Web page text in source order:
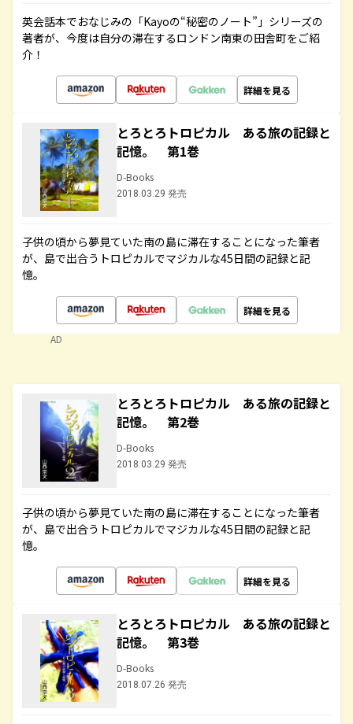
英会話本でおなじみの「Kayoの“秘密のノート”」シリーズの
著者が、今度は自分の滞在するロンドン南東の田舎町をご紹
介！
詳細を見る
とろとろトロピカル ある旅の記録と
記憶。 第1巻
D-Books
2018.03.29 発売
子供の頃から夢見ていた南の島に滞在することになった筆者
が、島で出合うトロピカルでマジカルな45日間の記録と記
憶。
詳細を見る
AD
とろとろトロピカル ある旅の記録と
記憶。 第2巻
D-Books
2018.03.29 発売
子供の頃から夢見ていた南の島に滞在することになった筆者
が、島で出合うトロピカルでマジカルな45日間の記録と記
憶。
詳細を見る
とろとろトロピカル ある旅の記録と
記憶。 第3巻
D-Books
2018.07.26 発売